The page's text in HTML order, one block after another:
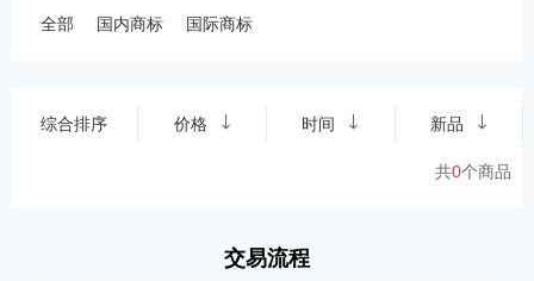
全部 国内商标 国际商标
综合排序 价格 时间 新品
共0个商品
交易流程